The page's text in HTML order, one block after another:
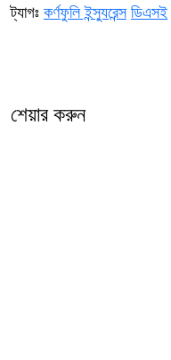
ট্যাগঃ কর্ণফুলি ইন্স্যুরেন্স ডিএসই
শেয়ার করুন